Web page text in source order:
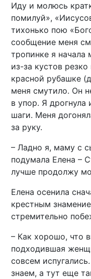
Иду и молюсь
помилуй»,
тихонько пою
сообщение меня
тропинке я начала
из-за кустов
красной рубашке
меня смутило. Он
в упор. Я
шаги. Меня
за руку.
– Ладно я, маму с
подумала Елена –
лучше продолжу
Елена осенила
крестным
стремительно
– Как хорошо, что
подходившая
совсем
знаем, а тут еще